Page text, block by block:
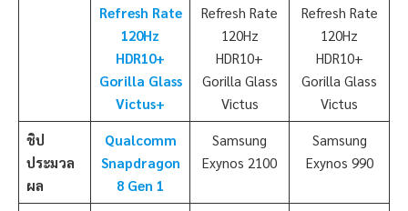
Refresh Rate
120Hz
HDR10+
Gorilla Glass
Victus+
Refresh Rate
120Hz
HDR10+
Gorilla Glass
Victus
Refresh Rate
120Hz
HDR10+
Gorilla Glass
Victus
ชิป
ประมวล
ผล
Qualcomm
Snapdragon
8 Gen 1
Samsung
Exynos 2100
Samsung
Exynos 990